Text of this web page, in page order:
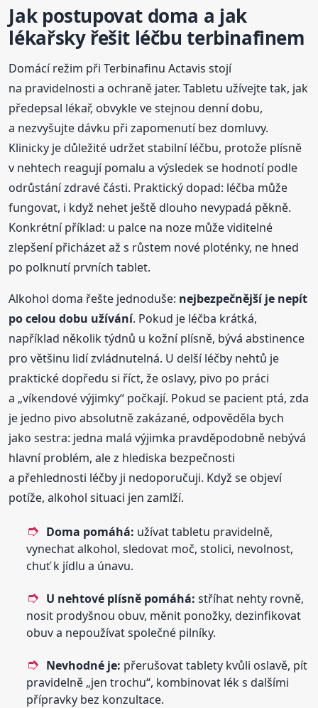
Jak postupovat doma a jak
lékařsky řešit léčbu terbinafinem
Domácí režim při Terbinafinu Actavis stojí
na pravidelnosti a ochraně jater. Tabletu užívejte tak, jak
předepsal lékař, obvykle ve stejnou denní dobu,
a nezvyšujte dávku při zapomenutí bez domluvy.
Klinicky je důležité udržet stabilní léčbu, protože plísně
v nehtech reagují pomalu a výsledek se hodnotí podle
odrůstání zdravé části. Praktický dopad: léčba může
fungovat, i když nehet ještě dlouho nevypadá pěkně.
Konkrétní příklad: u palce na noze může viditelné
zlepšení přicházet až s růstem nové ploténky, ne hned
po polknutí prvních tablet.
Alkohol doma řešte jednoduše: nejbezpečnější je nepít
po celou dobu užívání. Pokud je léčba krátká,
například několik týdnů u kožní plísně, bývá abstinence
pro většinu lidí zvládnutelná. U delší léčby nehtů je
praktické dopředu si říct, že oslavy, pivo po práci
a „víkendové výjimky“ počkají. Pokud se pacient ptá, zda
je jedno pivo absolutně zakázané, odpověděla bych
jako sestra: jedna malá výjimka pravděpodobně nebývá
hlavní problém, ale z hlediska bezpečnosti
a přehlednosti léčby ji nedoporučuji. Když se objeví
potíže, alkohol situaci jen zamlží.
Doma pomáhá: užívat tabletu pravidelně,
vynechat alkohol, sledovat moč, stolici, nevolnost,
chuť k jídlu a únavu.
U nehtové plísně pomáhá: stříhat nehty rovně,
nosit prodyšnou obuv, měnit ponožky, dezinfikovat
obuv a nepoužívat společné pilníky.
Nevhodné je: přerušovat tablety kvůli oslavě, pít
pravidelně „jen trochu“, kombinovat lék s dalšími
přípravky bez konzultace.